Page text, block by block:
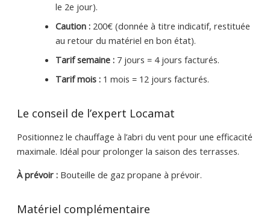
le 2e jour).
Caution :200€ (donnée à titre indicatif, restituée
au retour du matériel en bon état).
Tarif semaine :7 jours = 4 jours facturés.
Tarif mois :1 mois = 12 jours facturés.
Le conseil de l’expert Locamat
Positionnez le chauffage à l’abri du vent pour une efficacité
maximale. Idéal pour prolonger la saison des terrasses.
À prévoir :Bouteille de gaz propane à prévoir.
Matériel complémentaire